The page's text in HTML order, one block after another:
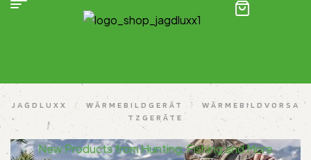
JAGDLUXX / WÄRMEBILDGERÄT /
WÄRMEBILDVORSA
TZGERÄTE
New Products from Hunting, Fishing and More